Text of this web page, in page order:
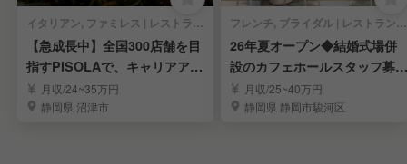
イタリアン, ファミレス | レストランサービス・ホールスタッフ
【急成長中】全国300店舗を目
指すPISOLAで、キャリアアッ
プを目指す！
月収/24~35万円
静岡県 沼津市
フレンチ, ブライダル | レストランサービス・ホールスタッフ
26年夏オープン◆結婚式場併
設のカフェホールスタッフ募
集！◆福利厚生充実
月収/25~40万円
静岡県 静岡市駿河区